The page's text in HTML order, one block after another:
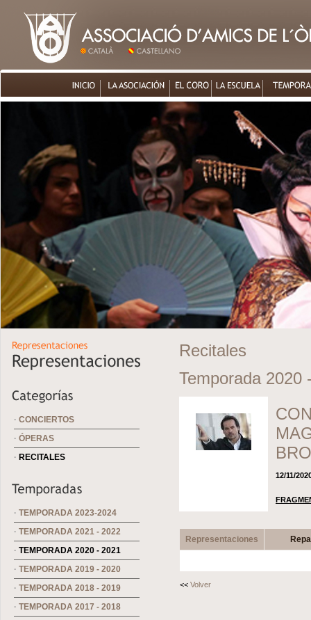
· CONCIERTOS
· ÓPERAS
· RECITALES
· TEMPORADA 2023-2024
· TEMPORADA 2021 - 2022
· TEMPORADA 2020 - 2021
· TEMPORADA 2019 - 2020
· TEMPORADA 2018 - 2019
· TEMPORADA 2017 - 2018
Recitales
Temporada 2020
12/11/
Representaciones
<< Volver